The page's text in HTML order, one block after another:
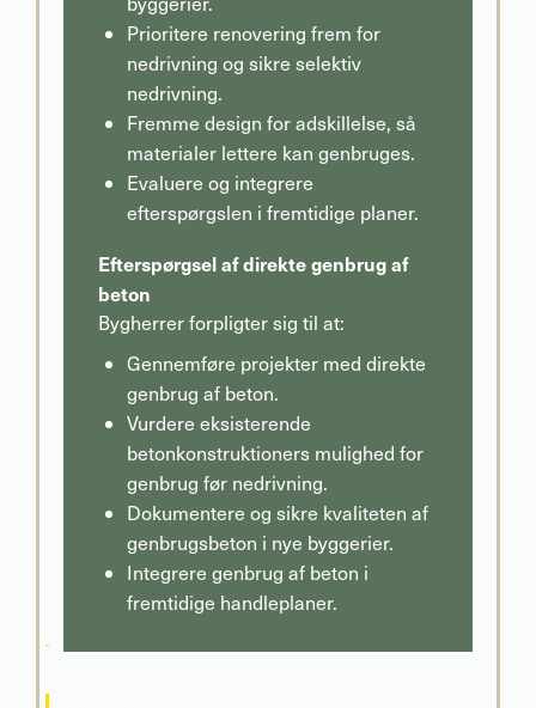
Prioritere renovering frem for
nedrivning og sikre selektiv
nedrivning.
Fremme design for adskillelse, så
materialer lettere kan genbruges.
Evaluere og integrere
efterspørgslen i fremtidige planer.
Efterspørgsel af direkte genbrug af
beton
Bygherrer forpligter sig til at:
Gennemføre projekter med direkte
genbrug af beton.
Vurdere eksisterende
betonkonstruktioners mulighed for
genbrug før nedrivning.
Dokumentere og sikre kvaliteten af
genbrugsbeton i nye byggerier.
Integrere genbrug af beton i
fremtidige handleplaner.